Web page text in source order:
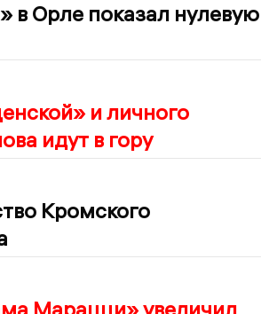
в Орле показал нулевую
и личного
идут в гору
Кромского
Марацци» увеличил